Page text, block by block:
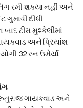
રમી શક્યા નહીં અને
ગુમાવી દીધી
ટીમ મુશ્કેલીમાં
અને પ્રિયાંશ
32 રન ઉમેર્યા
રુતુરાજ ગાયકવાડ અને